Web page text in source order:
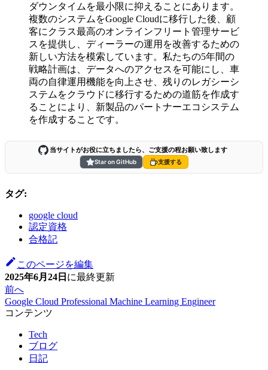
ダウンタイムを最小限に抑えることにあります。
複数のシステムをGoogle Cloudに移行した後、顧
客にクラス最高のオンラインフリート管理サービ
スを提供し、ディーラーの運用を改善するための
新しい方法を模索しています。私たちの5年間の
戦略計画は、データへのアクセスを可能にし、車
両の自律運用機能を向上させ、残りのレガシーシ
ステムをクラウドに移行するための道筋を作成す
ることにより、新製品のパートナーエコシステム
を作成することです。
当サイトがお役に立ちましたら、ご支援の程お願い致します
Star on GitHub
支援する
タグ:
google cloud
認定資格
合格記
このページを編集
2025年6月24日 に最終更新
前へ
Google Cloud Professional Machine Learning Engineer
コンテンツ
Tech
ブログ
日記